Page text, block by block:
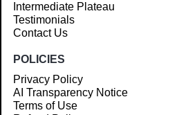
Intermediate Plateau
Testimonials
Contact Us
POLICIES
Privacy Policy
AI Transparency Notice
Terms of Use